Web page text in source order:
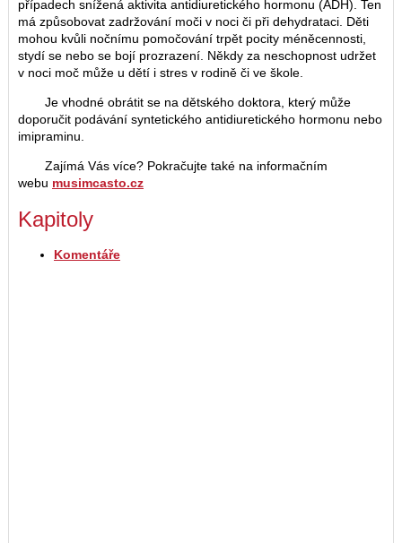
případech snížená aktivita antidiuretického hormonu (ADH). Ten
má způsobovat zadržování moči v noci či při dehydrataci. Děti
mohou kvůli nočnímu pomočování trpět pocity méněcennosti,
stydí se nebo se bojí prozrazení. Někdy za neschopnost udržet
v noci moč může u dětí i stres v rodině či ve škole.
Je vhodné obrátit se na dětského doktora, který může
doporučit podávání syntetického antidiuretického hormonu nebo
imipraminu.
Zajímá Vás více? Pokračujte také na informačním
webu musimcasto.cz
Kapitoly
Komentáře